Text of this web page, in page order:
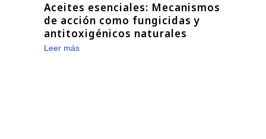
Aceites esenciales: Mecanismos
de acción como fungicidas y
antitoxigénicos naturales
Leer más